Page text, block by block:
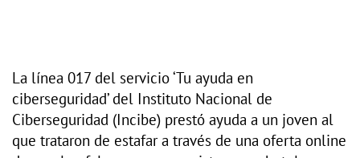
La línea 017 del servicio ‘Tu ayuda en
ciberseguridad’ del Instituto Nacional de
Ciberseguridad (Incibe) prestó ayuda a un joven al
que trataron de estafar a través de una oferta online